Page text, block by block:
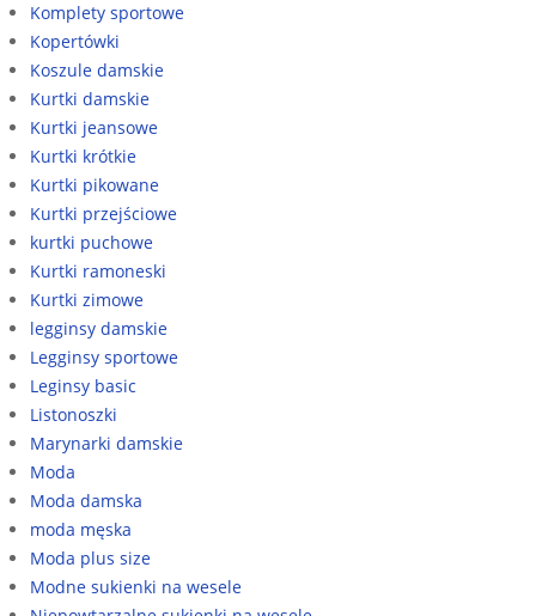
Komplety sportowe
Kopertówki
Koszule damskie
Kurtki damskie
Kurtki jeansowe
Kurtki krótkie
Kurtki pikowane
Kurtki przejściowe
kurtki puchowe
Kurtki ramoneski
Kurtki zimowe
legginsy damskie
Legginsy sportowe
Leginsy basic
Listonoszki
Marynarki damskie
Moda
Moda damska
moda męska
Moda plus size
Modne sukienki na wesele